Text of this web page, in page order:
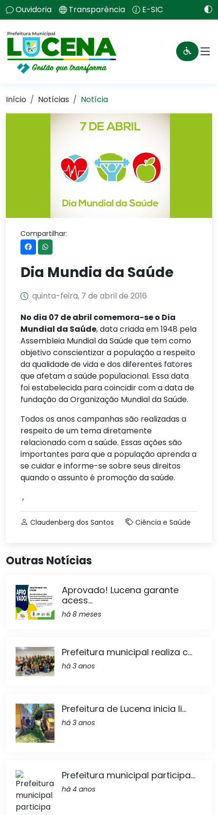
Ouvidoria Transparência E-SIC
Início Notícias Notícia
Compartilhar:
Dia Mundia da Saúde
quinta-feira, 7 de abril de 2016
No dia 07 de abril comemora-se o Dia
Mundial da Saúde, data criada em 1948 pela
Assembleia Mundial da Saúde que tem como
objetivo conscientizar a população a respeito
da qualidade de vida e dos diferentes fatores
que afetam a saúde populacional. Essa data
foi estabelecida para coincidir com a data de
fundação da Organização Mundial da Saúde.
Todos os anos campanhas são realizadas a
respeito de um tema diretamente
relacionado com a saúde. Essas ações são
importantes para que a população aprenda a
se cuidar e informe-se sobre seus direitos
quando o assunto é promoção da saúde.
,
Claudenberg dos Santos Ciência e Saúde
Outras Notícias
Aprovado! Lucena garante
acess...
há 8 meses
Prefeitura municipal realiza c...
há 3 anos
Prefeitura de Lucena inicia li...
há 3 anos
Prefeitura municipal participa...
há 4 anos